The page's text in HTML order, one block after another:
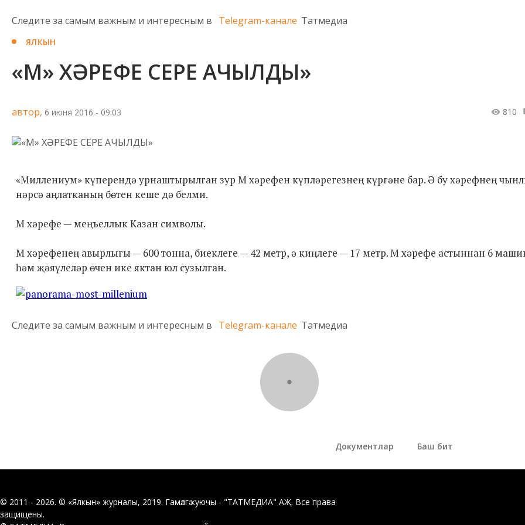
Следите за самым важным и интересным в Telegram-канале Татмедиа
ЯЛКЫН
«М» ХӘРЕФЕ СЕРЕ АЧЫЛДЫ»
автор, 6 июня 2016 - 09:03 810
«Миллениум» күперендә урнаштырылган зур М хәрефен күпләрегезнең күргәне бар. Ә бу хәрефнең
нәрсә аңлатканың бөтен кеше дә белми.
М хәрефе — меңъеллык Казан символы.
М хәрефенең авырлыгы — 600 тонна, биеклеге — 42 метр, ә киңлеге — 17 метр. М хәрефе астыннан 6
һәм җәяүлеләр өчен ике яктан юл сузылган.
Следите за самым важным и интересным в Telegram-канале Татмедиа
Документлар Баш бит
© 2011 - 2026. © «Ялкын» журналы, 2019. Гамәлгә куючы - "ТАТМЕДИА" АҖ. Все права
защищены.